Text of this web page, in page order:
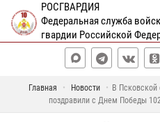
РОСГВАРДИЯ
Федеральная служба
гвардии Российской
Главная Новости
В Псковской
поздравили с Днем Победы